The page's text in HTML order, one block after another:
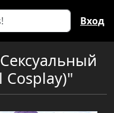
Вход
Cosplay)"